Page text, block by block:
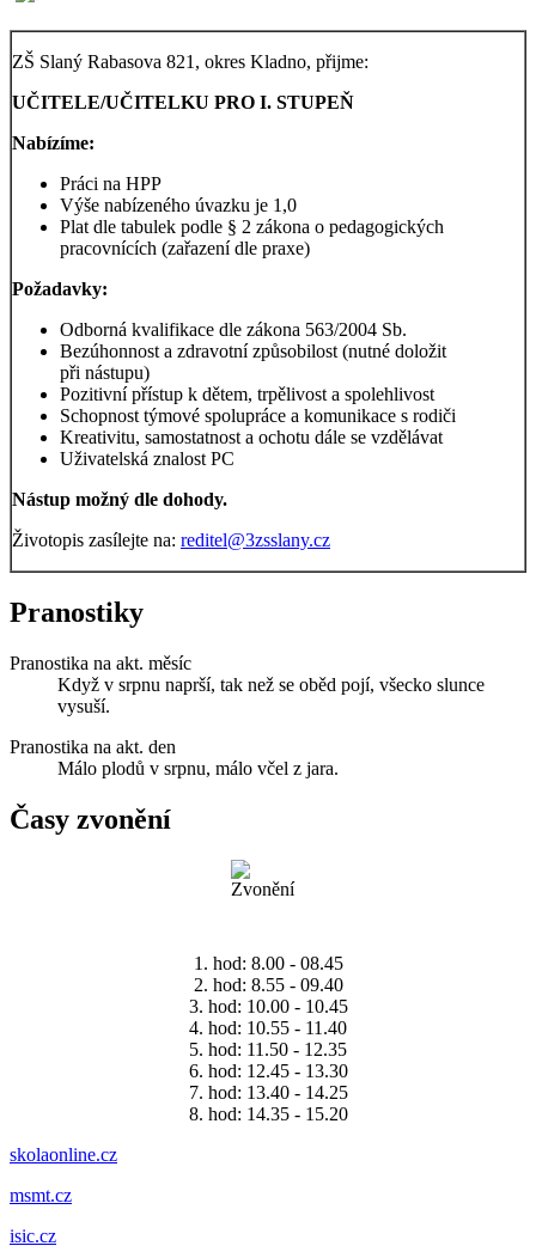
ZŠ Slaný Rabasova 821, okres Kladno, přijme:
UČITELE/UČITELKU PRO I. STUPEŇ
Nabízíme:
Práci na HPP
Výše nabízeného úvazku je 1,0
Plat dle tabulek podle § 2 zákona o pedagogických
pracovnících (zařazení dle praxe)
Požadavky:
Odborná kvalifikace dle zákona 563/2004 Sb.
Bezúhonnost a zdravotní způsobilost (nutné doložit
při nástupu)
Pozitivní přístup k dětem, trpělivost a spolehlivost
Schopnost týmové spolupráce a komunikace s rodiči
Kreativitu, samostatnost a ochotu dále se vzdělávat
Uživatelská znalost PC
Nástup možný dle dohody.
Životopis zasílejte na: reditel@3zsslany.cz
Pranostiky
Pranostika na akt. měsíc
Když v srpnu naprší, tak než se oběd pojí, všecko slunce
vysuší.
Pranostika na akt. den
Málo plodů v srpnu, málo včel z jara.
Časy zvonění
1. hod: 8.00 - 08.45
2. hod: 8.55 - 09.40
3. hod: 10.00 - 10.45
4. hod: 10.55 - 11.40
5. hod: 11.50 - 12.35
6. hod: 12.45 - 13.30
7. hod: 13.40 - 14.25
8. hod: 14.35 - 15.20
skolaonline.cz
msmt.cz
isic.cz